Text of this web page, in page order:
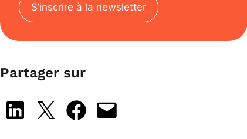
S’inscrire à la newsletter
Partager sur
Share on LinkedIn
Share on X Share on Facebook
Email this Page